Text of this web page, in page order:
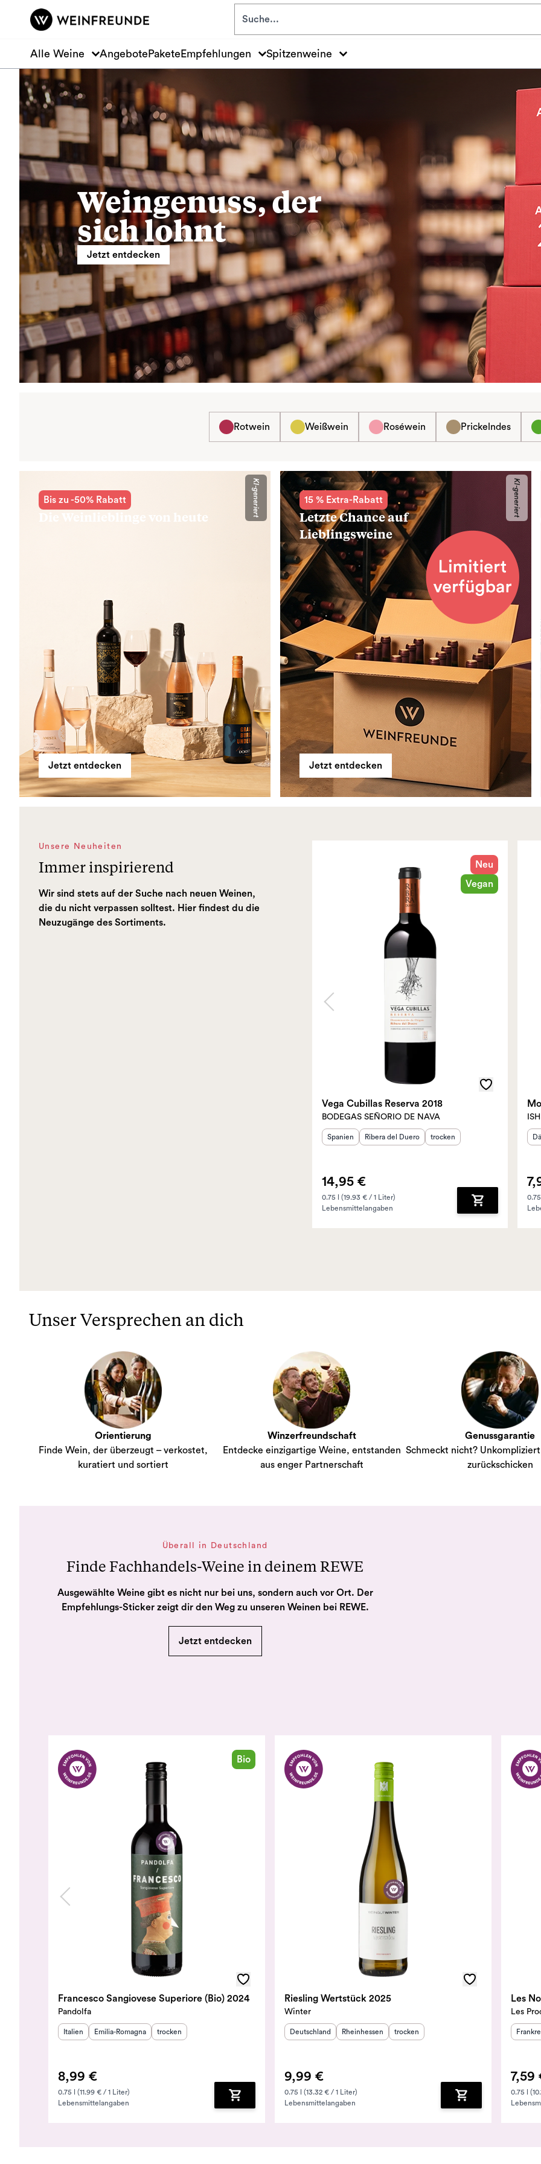
Zum Hauptinhalt springen
Alle Weine Angebote Pakete Empfehlungen Spitzenweine
Weingenuss, der
sich lohnt
Jetzt entdecken
Rotwein Weißwein Roséwein Prickelndes
Bis zu -50% Rabatt
Die Weinlieblinge von heute
Jetzt entdecken
KI-generiert 15 % Extra-Rabatt
Letzte Chance auf
Lieblingsweine
Jetzt entdecken
KI-generiert
Unsere Neuheiten
Immer inspirierend
Wir sind stets auf der Suche nach neuen Weinen,
die du nicht verpassen solltest. Hier findest du die
Neuzugänge des Sortiments.
Neu
Vegan
Vega Cubillas Reserva 2018
BODEGAS SEÑORIO DE NAVA
Herkunftsland:
Spanien Herkunftsregion:
Ribera del Duero Geschmack
trocken
14,95 €
0.75 l (19.93 € / 1 Liter)
Lebensmittelangaben
Zum
ISH
Unser Versprechen an dich
Orientierung
Finde Wein, der überzeugt – verkostet,
kuratiert und sortiert
Winzerfreundschaft
Entdecke einzigartige Weine, entstanden
aus enger Partnerschaft
Genussgarantie
Schmeckt nicht?
zurückschicken
Überall in Deutschland
Finde Fachhandels-Weine in deinem REWE
Ausgewählte Weine gibt es nicht nur bei uns, sondern auch vor Ort. Der
Empfehlungs-Sticker zeigt dir den Weg zu unseren Weinen bei REWE.
Jetzt entdecken
Bio
Francesco Sangiovese Superiore (Bio) 2024
Pandolfa
Herkunftsland:
Italien Herkunftsregion
Emilia-Romagna Geschmack
trocken
8,99 €
0.75 l (11.99 € / 1 Liter)
Lebensmittelangaben
Zum Warenkorb hinzufügen
Riesling Wertstück 2025
Winter
Herkunftsland
Deutschland Herkunftsregion :
Rheinhessen Geschmack
trocken
9,99 €
0.75 l (13.32 € / 1 Liter)
Lebensmittelangaben
Zum Warenkorb
Les
Les
7,59
0.75 l